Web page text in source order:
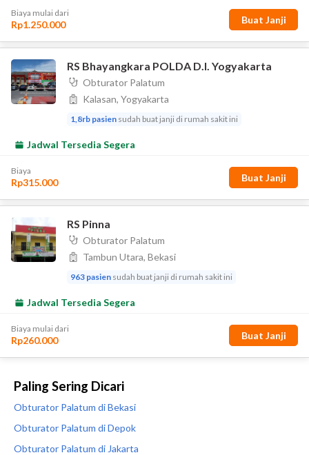
Paling Sering Dicari
Obturator Palatum di Bekasi
Obturator Palatum di Depok
Obturator Palatum di Jakarta